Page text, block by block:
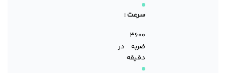
سرعت :
۳۶۰۰
ضربه در
دقیقه